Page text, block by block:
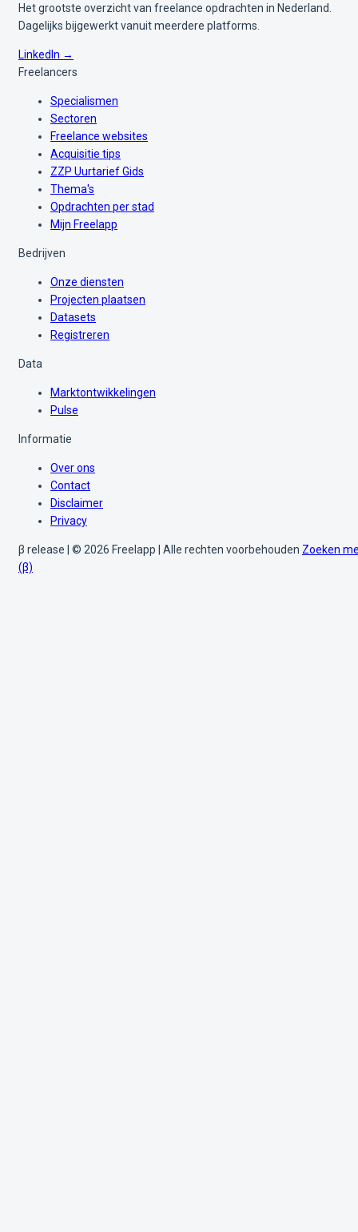
Het grootste overzicht van freelance opdrachten in Nederland.
Dagelijks bijgewerkt vanuit meerdere platforms.
LinkedIn →
Freelancers
Specialismen
Sectoren
Freelance websites
Acquisitie tips
ZZP Uurtarief Gids
Thema's
Opdrachten per stad
Mijn Freelapp
Bedrijven
Onze diensten
Projecten plaatsen
Datasets
Registreren
Data
Marktontwikkelingen
Pulse
Informatie
Over ons
Contact
Disclaimer
Privacy
β release | © 2026 Freelapp | Alle rechten voorbehouden Zoeken
(β)